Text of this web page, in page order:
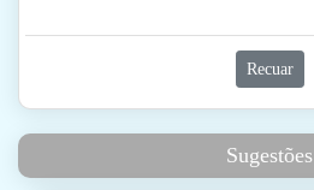
Recuar
Sugestões